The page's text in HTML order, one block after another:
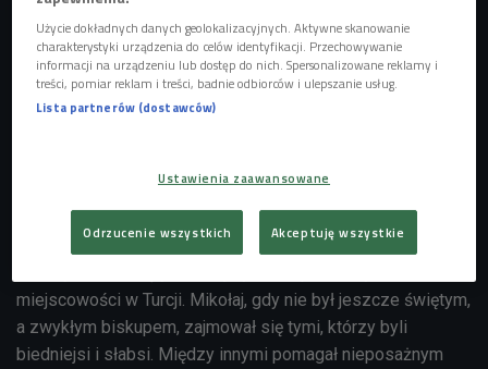
Jak się okazuje, historia tej słynnej postaci jest zupełnie
inna, niż się powszechnie sądzi.
- Z etnograficznego punktu widzenia jest pewien kłopot z
tym Świętym Mikołajem z Laponii. Bo Święty Mikołaj nie
południa, w którym renifery nie miałyby dobrych warunków
Etnograficznego.
miejscowości w Turcji. Mikołaj, gdy nie był jeszcze świętym,
a zwykłym biskupem, zajmował się tymi, którzy byli
biedniejsi i słabsi. Między innymi pomagał nieposażnym
Użycie dokładnych danych geolokalizacyjnych. Aktywne skanowanie
charakterystyki urządzenia do celów identyfikacji. Przechowywanie
informacji na urządzeniu lub dostęp do nich. Spersonalizowane reklamy i
treści, pomiar reklam i treści, badnie odbiorców i ulepszanie usług.
Lista partnerów (dostawców)
Ustawienia zaawansowane
Odrzucenie wszystkich Akceptuję wszystkie